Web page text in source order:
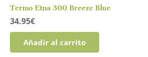
Termo Etna 300 Breeze Blue
34.95€
Añadir al carrito